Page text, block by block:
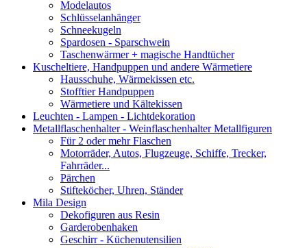
Modelautos
Schlüsselanhänger
Schneekugeln
Spardosen - Sparschwein
Taschenwärmer + magische Handtücher
Kuscheltiere, Handpuppen und andere Wärmetiere
Hausschuhe, Wärmekissen etc.
Stofftier Handpuppen
Wärmetiere und Kältekissen
Leuchten - Lampen - Lichtdekoration
Metallflaschenhalter - Weinflaschenhalter Metallfiguren
Für 2 oder mehr Flaschen
Motorräder, Autos, Flugzeuge, Schiffe, Trecker,
Fahrräder...
Pärchen
Stifteköcher, Uhren, Ständer
Mila Design
Dekofiguren aus Resin
Garderobenhaken
Geschirr - Küchenutensilien